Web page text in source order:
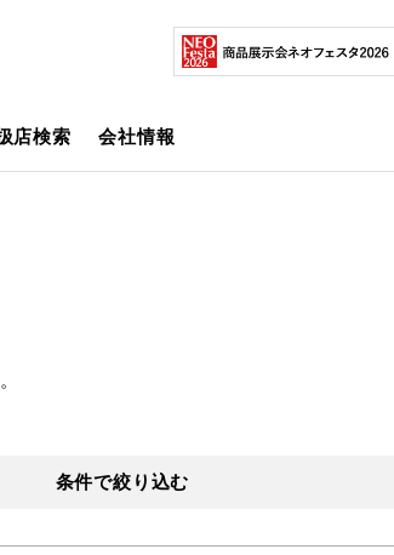
店検索 会社情報
条件で絞り込む